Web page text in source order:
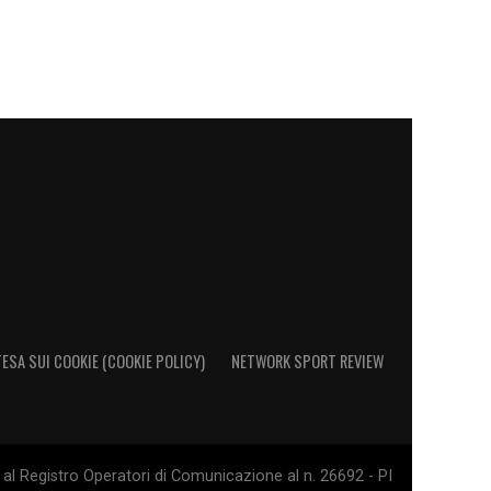
SUI COOKIE (COOKIE POLICY) NETWORK SPORT REVIEW
Registro Operatori di Comunicazione al n. 26692 - PI